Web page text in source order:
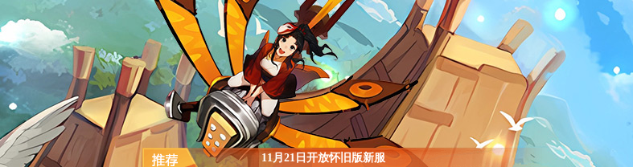
11月21日开放怀旧版新服